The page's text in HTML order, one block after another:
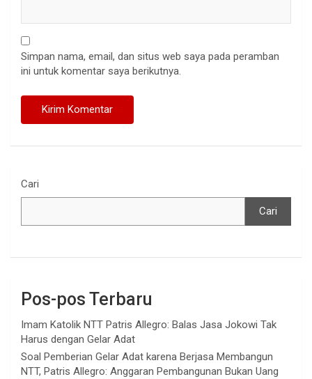
Simpan nama, email, dan situs web saya pada peramban
ini untuk komentar saya berikutnya.
Cari
Cari
Pos-pos Terbaru
Imam Katolik NTT Patris Allegro: Balas Jasa Jokowi Tak
Harus dengan Gelar Adat
Soal Pemberian Gelar Adat karena Berjasa Membangun
NTT, Patris Allegro: Anggaran Pembangunan Bukan Uang